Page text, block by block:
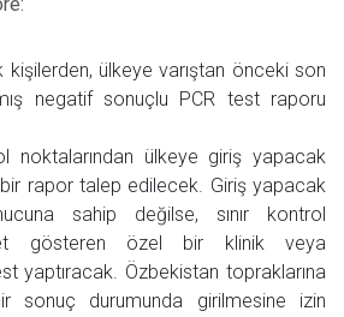
kişilerden, ülkeye varıştan önceki son
negatif sonuçlu PCR test raporu
noktalarından ülkeye giriş yapacak
rapor talep edilecek. Giriş yapacak
sahip değilse, sınır kontrol
gösteren özel bir klinik veya
yaptıracak. Özbekistan topraklarına
sonuç durumunda girilmesine izin